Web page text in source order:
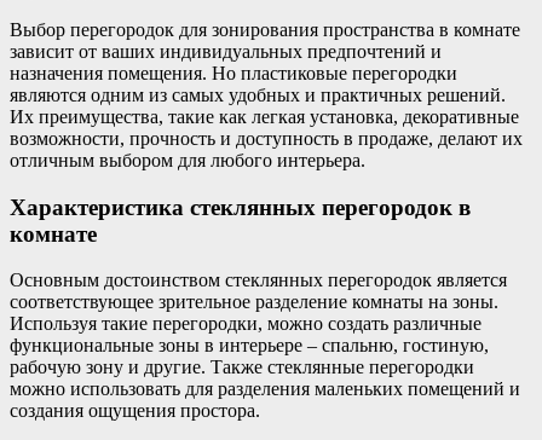
Выбор перегородок для зонирования пространства в комнате
зависит от ваших индивидуальных предпочтений и
назначения помещения. Но пластиковые перегородки
являются одним из самых удобных и практичных решений.
Их преимущества, такие как легкая установка, декоративные
возможности, прочность и доступность в продаже, делают их
отличным выбором для любого интерьера.
Характеристика стеклянных перегородок в
комнате
Основным достоинством стеклянных перегородок является
соответствующее зрительное разделение комнаты на зоны.
Используя такие перегородки, можно создать различные
функциональные зоны в интерьере – спальню, гостиную,
рабочую зону и другие. Также стеклянные перегородки
можно использовать для разделения маленьких помещений и
создания ощущения простора.